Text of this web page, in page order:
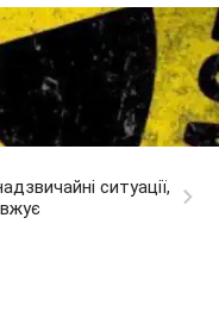
ситуації,